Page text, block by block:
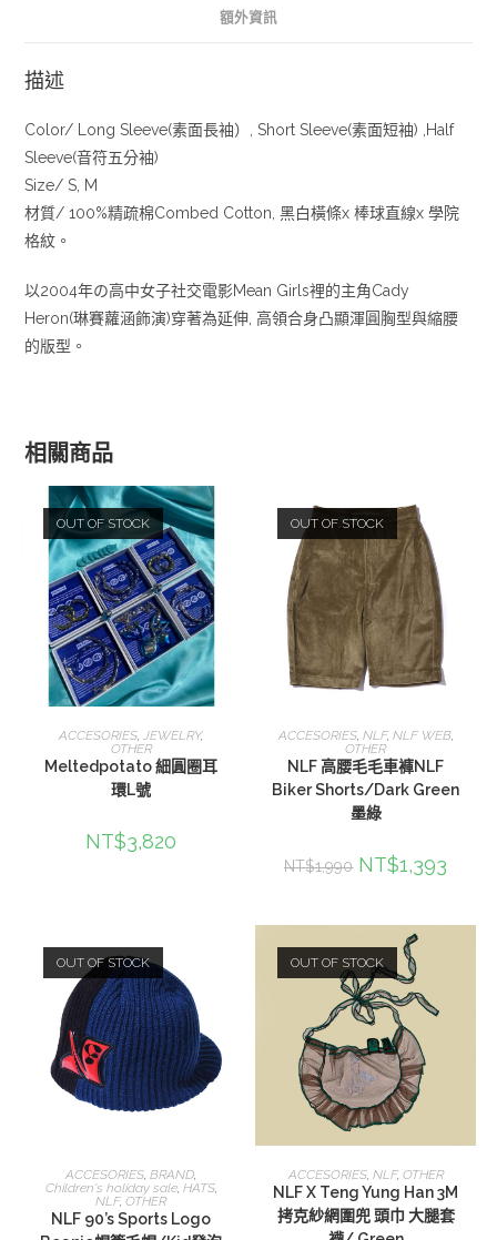
額外資訊
描述
Color/ Long Sleeve(素面長袖）, Short Sleeve(素面短袖) ,Half
Sleeve(音符五分袖)
Size/ S, M
材質/ 100%精疏棉Combed Cotton, 黑白橫條x 棒球直線x 學院
格紋。
以2004年の高中女子社交電影Mean Girls裡的主角Cady
Heron(琳賽蘿涵飾演)穿著為延伸, 高領合身凸顯渾圓胸型與縮腰
的版型。
相關商品
OUT OF STOCK
查看內容
ACCESORIES,JEWELRY,
OTHER
Meltedpotato 細圓圈耳
環L號
NT$3,820
OUT OF STOCK
選擇規格
ACCESORIES, NLF, NLF WEB,
OTHER
NLF 高腰毛毛車褲NLF
Biker Shorts/Dark Green
墨綠
NT$1,990 NT$1,393
OUT OF STOCK
查看內容
ACCESORIES ,BRAND
Children's holiday sale, HATS,
NLF,OTHER
NLF 90’s Sports Logo
OUT OF STOCK
查看內容
ACCESORIES, NLF, OTHER
NLF X Teng Yung Han 3M
拷克紗網圍兜 頭巾 大腿套